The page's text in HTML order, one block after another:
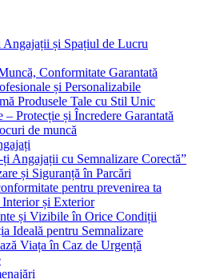
Angajații și Spațiul de Lucru
Conformitate Garantată
și Personalizabile
Produsele Tale cu Stil Unic
Protecție și Încredere Garantată
de muncă
Angajații cu Semnalizare Corectă”
și Siguranță în Parcări
pentru prevenirea ta
Interior și Exterior
și Vizibile în Orice Condiții
Ideală pentru Semnalizare
Viața în Caz de Urgență